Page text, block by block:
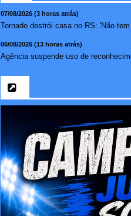
07/08/2026 (3 horas atrás)
06/08/2026 (13 horas atrás)